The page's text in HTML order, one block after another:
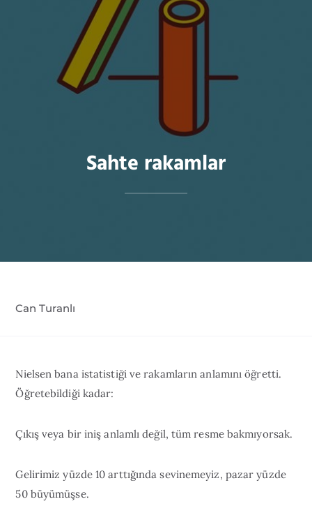
Sahte rakamlar
Can Turanlı
Nielsen bana istatistiği ve rakamların anlamını öğretti.
Öğretebildiği kadar:
Çıkış veya bir iniş anlamlı değil, tüm resme bakmıyorsak.
Gelirimiz yüzde 10 arttığında sevinemeyiz, pazar yüzde
50 büyümüşse.